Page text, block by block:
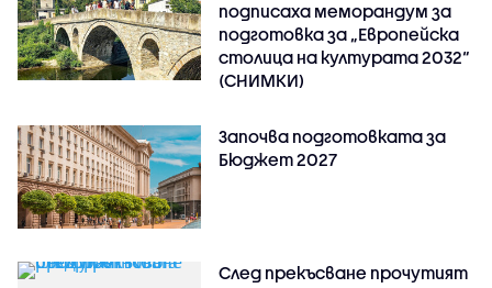
подписаха меморандум за
подготовка за „Европейска
столица на културата 2032“
(СНИМКИ)
Започва подготовката за
Бюджет 2027
След прекъсване прочутият